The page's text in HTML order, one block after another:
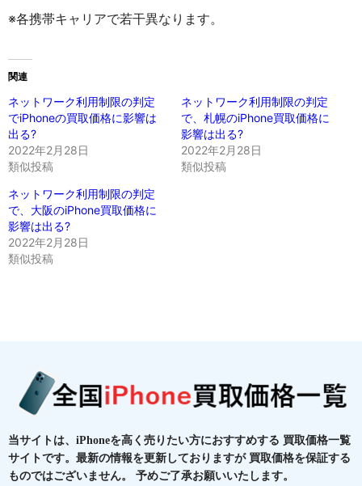
※各携帯キャリアで若干異なります。
関連
ネットワーク利用制限の判定
でiPhoneの買取価格に影響は
出る?
2022年2月28日
類似投稿
ネットワーク利用制限の判定
で、札幌のiPhone買取価格に
影響は出る?
2022年2月28日
類似投稿
ネットワーク利用制限の判定
で、大阪のiPhone買取価格に
影響は出る?
2022年2月28日
類似投稿
当サイトは、iPhoneを高く売りたい方におすすめする 買取価格一覧
サイトです。最新の情報を更新しておりますが 買取価格を保証する
ものではございません。
予めご了承お願いいたします。